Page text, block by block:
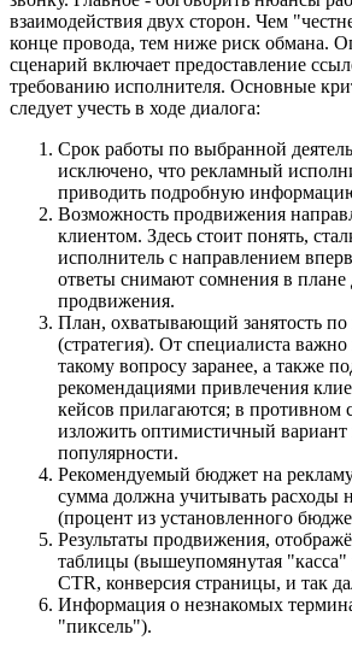
взаимодействия двух сторон. Чем
конце провода, тем ниже риск обмана.
сценарий включает предоставление
требованию исполнителя. Основные
следует учесть в ходе диалога:
Срок работы по выбранной
исключено, что рекламный
приводить подробную
Возможность продвижения
клиентом. Здесь стоит понять,
исполнитель с направлением
ответы снимают сомнения в плане
продвижения.
План, охватывающий занятость
(стратегия). От специалиста важно
такому вопросу заранее, а также
рекомендациями привлечения
кейсов прилагаются; в противном
изложить оптимистичный вариант
популярности.
Рекомендуемый бюджет на
сумма должна учитывать расходы
(процент из установленного
Результаты продвижения,
таблицы (вышеупомянутая "касса"
CTR, конверсия страницы, и так
Информация о незнакомых
"пиксель").